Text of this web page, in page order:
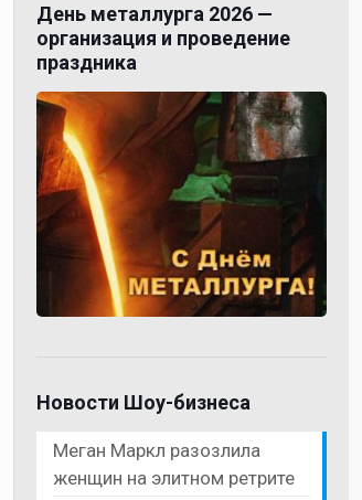
День металлурга 2026 —
организация и проведение
праздника
Новости Шоу-бизнеса
Меган Маркл разозлила
женщин на элитном ретрите